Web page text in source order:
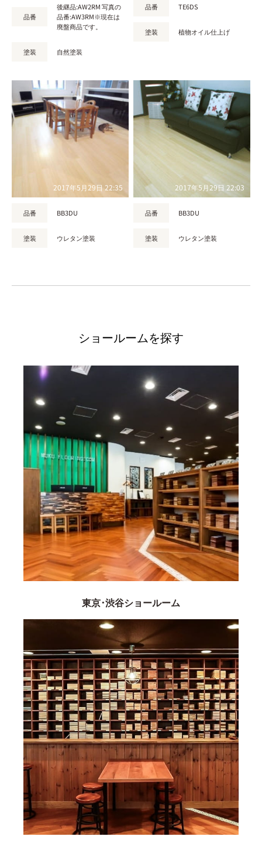
品番
後継品:AW2RM 写真の
品番:AW3RM※現在は
廃盤商品です。
塗装 自然塗装
品番 TE6DS
塗装 植物オイル仕上げ
2017年5月29日 22:35
品番 BB3DU
塗装 ウレタン塗装
2017年5月29日 22:03
品番 BB3DU
塗装 ウレタン塗装
ショールームを探す
東京･渋谷ショールーム